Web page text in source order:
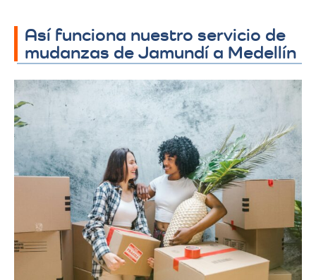
Así funciona nuestro servicio de
mudanzas de Jamundí a Medellín